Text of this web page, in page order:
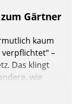
Gärtner
kaum
–
Das klingt
wie
der